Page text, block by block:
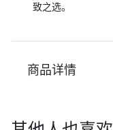
致之选。
商品详情